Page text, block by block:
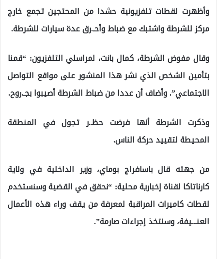
وأظهرت لقطات تلفزيونية حشدا من المحتجين تجمع خارج
مركز للشرطة واشتبك مع ضباط وأحـ.رق عدة سيارات للشرطة.
وقال مفوض الشرطة، كمال بانت، لمراسلي التلفزيون: “قمنا
بتأمين الشخص الذي نشر هذا المنشور على مواقع التواصل
الاجتماعي”. وأضاف أن عددا من ضباط الشرطة أصيبوا بجـ.روح.
وذكرت الشرطة أنها فرضت حظـ.ر تجول في المنطقة
المحيطة لتقييد حركة الناس.
من جهته قال باسافراج بوماي، وزير الداخلية في ولاية
كارناتاكا لقناة إخبارية محلية: “نحقق في القضية وسنستخدم
لقطات كاميرات المراقبة لمعرفة من يقف وراء هذه الأعمال
العنـ.ـيفة، وسنتخذ إجراءات صارمة”.